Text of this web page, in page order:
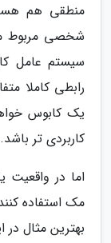
منطقی هم هست
شخصی مربوط
سیستم عامل
رابطی کاملا
یک کابوس
کاربردی تر باشد.
اما در واقعیت
مک استفاده
بهترین مثال